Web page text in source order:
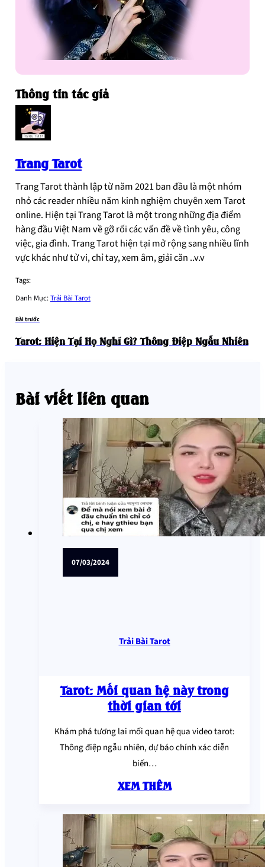
Thông tin tác giả
Trang Tarot
Trang Tarot thành lập từ năm 2021 ban đầu là một nhóm
nhỏ các reader nhiều năm kinh nghiệm chuyên xem Tarot
online. Hiện tại Trang Tarot là một trong những địa điểm
hàng đầu Việt Nam về gỡ rối các vấn đề về tình yêu, công
việc, gia đình. Trang Tarot hiện tại mở rộng sang nhiều lĩnh
vực khác như tử vi, chỉ tay, xem âm, giải căn ..v.v
Tags:
Danh Mục:Trải Bài Tarot
Bài trước
Tarot: Hiện Tại Họ Nghĩ Gì? Thông Điệp Ngẫu Nhiên
Bài viết liên quan
07/03/2024
Trải Bài Tarot
Tarot: Mối quan hệ này trong
thời gian tới
Khám phá tương lai mối quan hệ qua video tarot:
Thông điệp ngẫu nhiên, dự báo chính xác diễn
biến…
XEM THÊM